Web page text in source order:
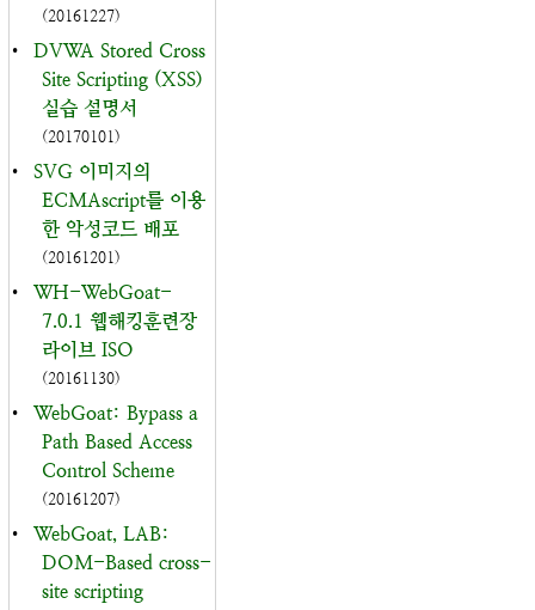
(20161227)
•
DVWA Stored Cross
Site Scripting (XSS)
실습 설명서
(20170101)
•
SVG 이미지의
ECMAscript를 이용
한 악성코드 배포
(20161201)
•
WH-WebGoat-
7.0.1 웹해킹훈련장
라이브 ISO
(20161130)
•
WebGoat: Bypass a
Path Based Access
Control Scheme
(20161207)
•
WebGoat, LAB:
DOM-Based cross-
site scripting